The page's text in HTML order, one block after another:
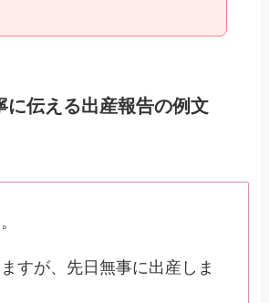
に伝える出産報告の例文
すが、先日無事に出産しま